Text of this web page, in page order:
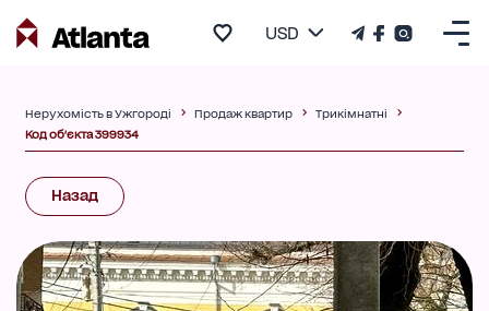
USD
Нерухомість в Ужгороді Продаж квартир
Трикімнатні
Код об'єкта 399934
Назад